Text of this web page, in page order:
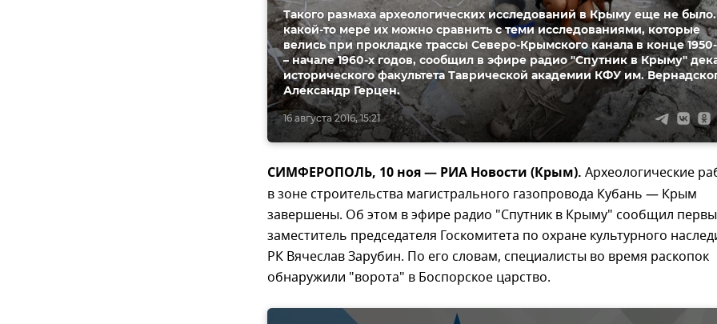
16 августа 2016, 15:21
Такого размаха археологических исследований в Крыму еще не
какой-то мере их можно сравнить с теми исследованиями, которые
велись при прокладке трассы Северо-Крымского канала в конце
– начале 1960-х годов, сообщил в эфире радио "Спутник в Крыму"
исторического факультета Таврической академии КФУ им.
Александр Герцен.
СИМФЕРОПОЛЬ, 10 ноя — РИА Новости (Крым). Археологические
в зоне строительства магистрального газопровода Кубань — Крым
завершены. Об этом в эфире радио "Спутник в Крыму" сообщил
заместитель председателя Госкомитета по охране культурного
РК Вячеслав Зарубин. По его словам, специалисты во время раскопок
обнаружили "ворота" в Боспорское царство.